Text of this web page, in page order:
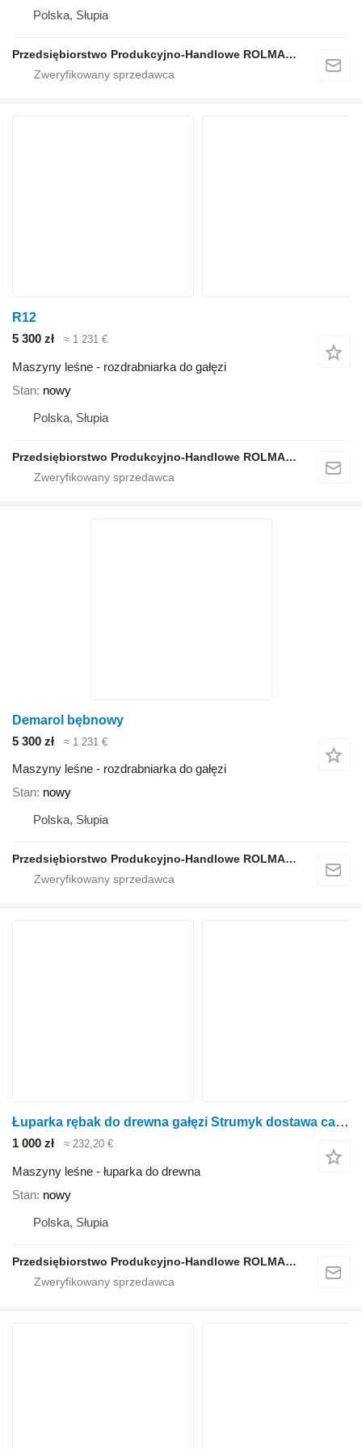
Polska, Słupia
Przedsiębiorstwo Produkcyjno-Handlowe ROLMAPOL Marcin Dziekan
R12
5 300 zł
≈ 1 231 €
Maszyny leśne - rozdrabniarka do gałęzi
Stan nowy
Polska, Słupia
Przedsiębiorstwo Produkcyjno-Handlowe ROLMAPOL Marcin Dziekan
Demarol bębnowy
5 300 zł
≈ 1 231 €
Maszyny leśne - rozdrabniarka do gałęzi
Stan nowy
Polska, Słupia
Przedsiębiorstwo Produkcyjno-Handlowe ROLMAPOL Marcin Dziekan
Łuparka rębak do drewna gałęzi Strumyk dostawa cała Polska
1 000 zł ≈ 232,20 €
Maszyny leśne - łuparka do drewna
Stan nowy
Polska, Słupia
Przedsiębiorstwo Produkcyjno-Handlowe ROLMAPOL Marcin Dziekan